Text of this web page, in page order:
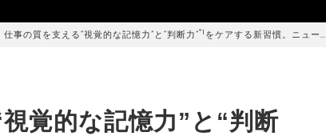
仕事の質を支える“視覚的な記憶力”と“判断力”*1 をケアする新習慣。ニュー…
覚的な記憶力”と“判断